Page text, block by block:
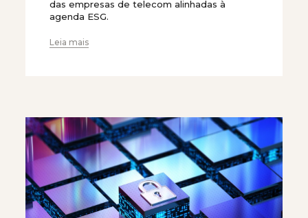
das empresas de telecom alinhadas à
agenda ESG.
Leia mais